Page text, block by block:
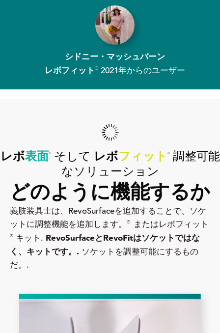
シドニー・マッシュバーン
レボフィット ® 2021年からのユーザー
レボ表面®そして レボフィット ®調整可能
なソリューション
どのように機能するか
義肢装具士は、RevoSurfaceを追加することで、ソケ
ットに調整機能を追加します。
® またはレボフィット
® キット. RevoSurfaceとRevoFitはソケットではな
く、キットです。. ソケットを調整可能にするもの
だ。.